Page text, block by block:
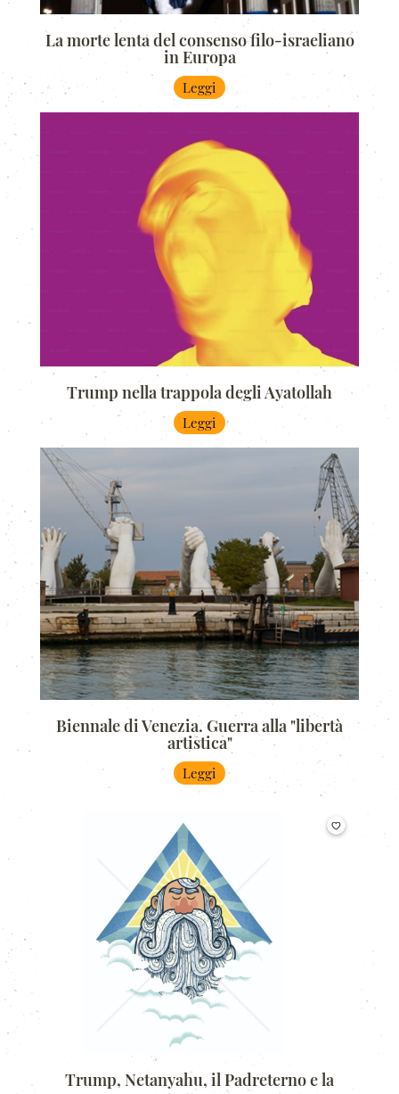
La morte lenta del consenso filo-israeliano
in Europa
Leggi
Trump nella trappola degli Ayatollah
Leggi
Biennale di Venezia. Guerra alla "libertà
artistica"
Leggi
Trump, Netanyahu, il Padreterno e la